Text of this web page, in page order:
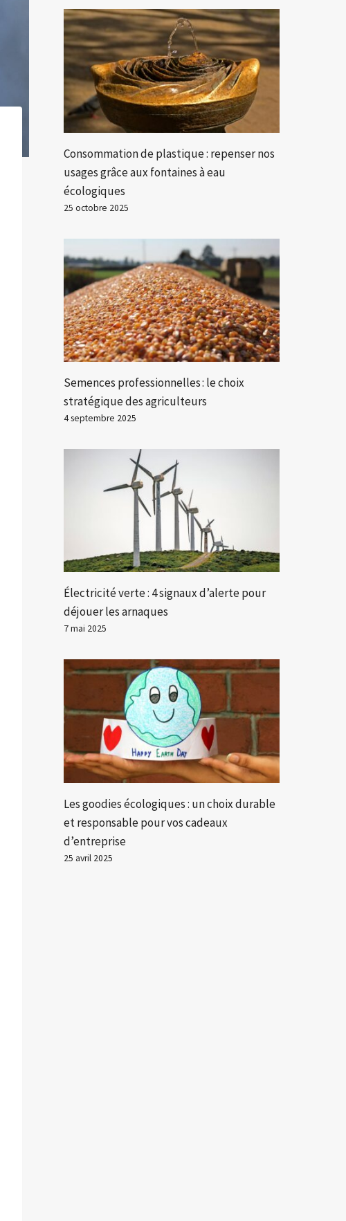
Consommation de plastique : repenser nos
usages grâce aux fontaines à eau
écologiques
25 octobre 2025
Semences professionnelles : le choix
stratégique des agriculteurs
4 septembre 2025
Électricité verte : 4 signaux d’alerte pour
déjouer les arnaques
7 mai 2025
Les goodies écologiques : un choix durable
et responsable pour vos cadeaux
d’entreprise
25 avril 2025